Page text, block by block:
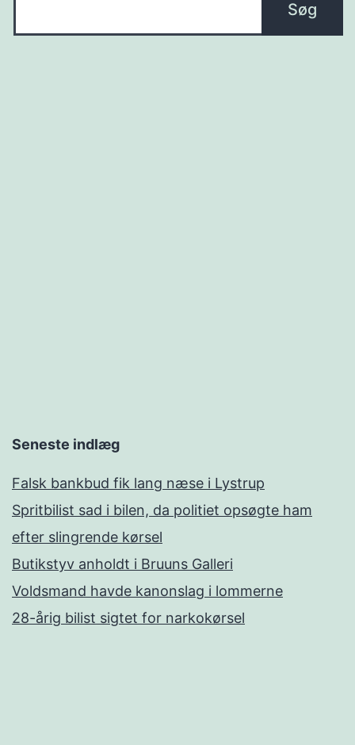
Seneste indlæg
Falsk bankbud fik lang næse i Lystrup
Spritbilist sad i bilen, da politiet opsøgte ham
efter slingrende kørsel
Butikstyv anholdt i Bruuns Galleri
Voldsmand havde kanonslag i lommerne
28-årig bilist sigtet for narkokørsel